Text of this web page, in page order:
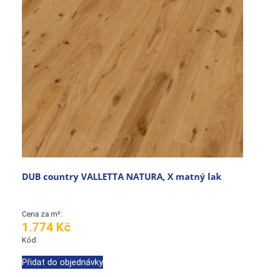
DUB country VALLETTA NATURA, X matný lak
Cena za m²:
1.774 Kč
Kód:
Přidat do objednávky